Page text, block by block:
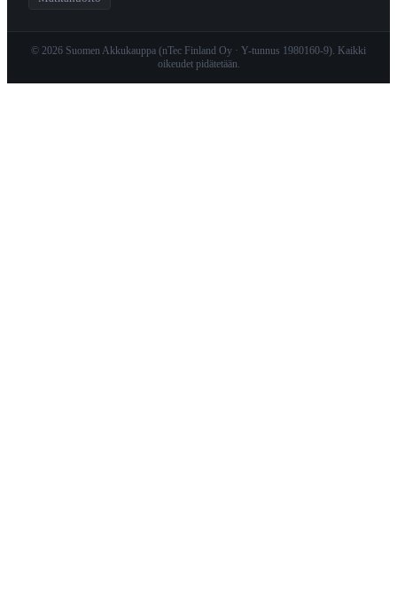
© 2026 Suomen Akkukauppa (nTec Finland Oy · Y-tunnus 1980160-9). Kaikki
oikeudet pidätetään.